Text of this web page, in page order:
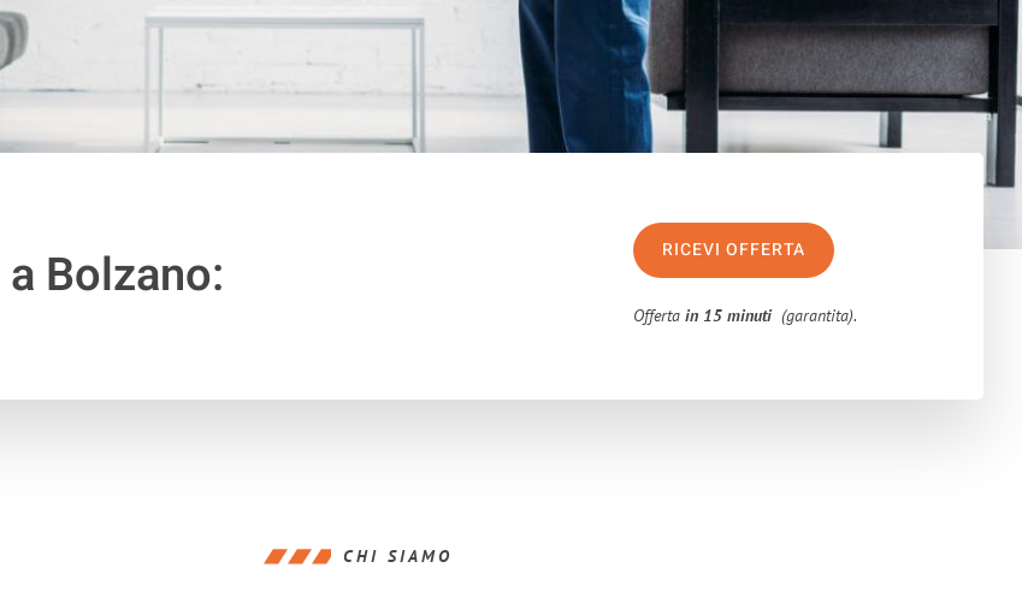
a Bolzano: RICEVI OFFERTA
Offertain 15 minuti (garantita).
CHI SIAMO